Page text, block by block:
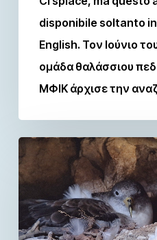
disponibile soltanto in
English. Toν Ιούνιο
ομάδα θαλάσσιου
ΜΦΙΚ άρχισε την